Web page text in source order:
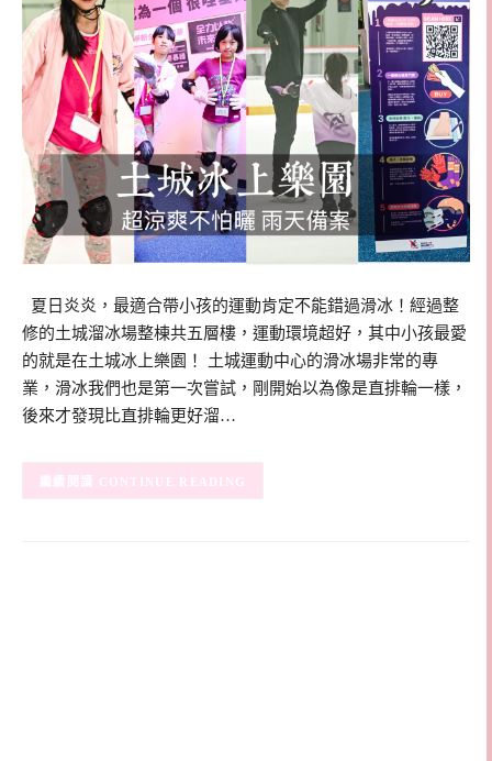
夏日炎炎，最適合帶小孩的運動肯定不能錯過滑冰！經過整
修的土城溜冰場整棟共五層樓，運動環境超好，其中小孩最愛
的就是在土城冰上樂園！ 土城運動中心的滑冰場非常的專
業，滑冰我們也是第一次嘗試，剛開始以為像是直排輪一樣，
後來才發現比直排輪更好溜…
CONTINUE READING